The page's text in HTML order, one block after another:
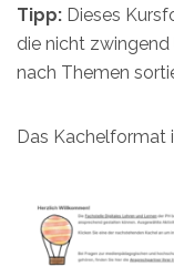
Tipp: Dieses
die nicht
nach Themen
Das Kachelformat